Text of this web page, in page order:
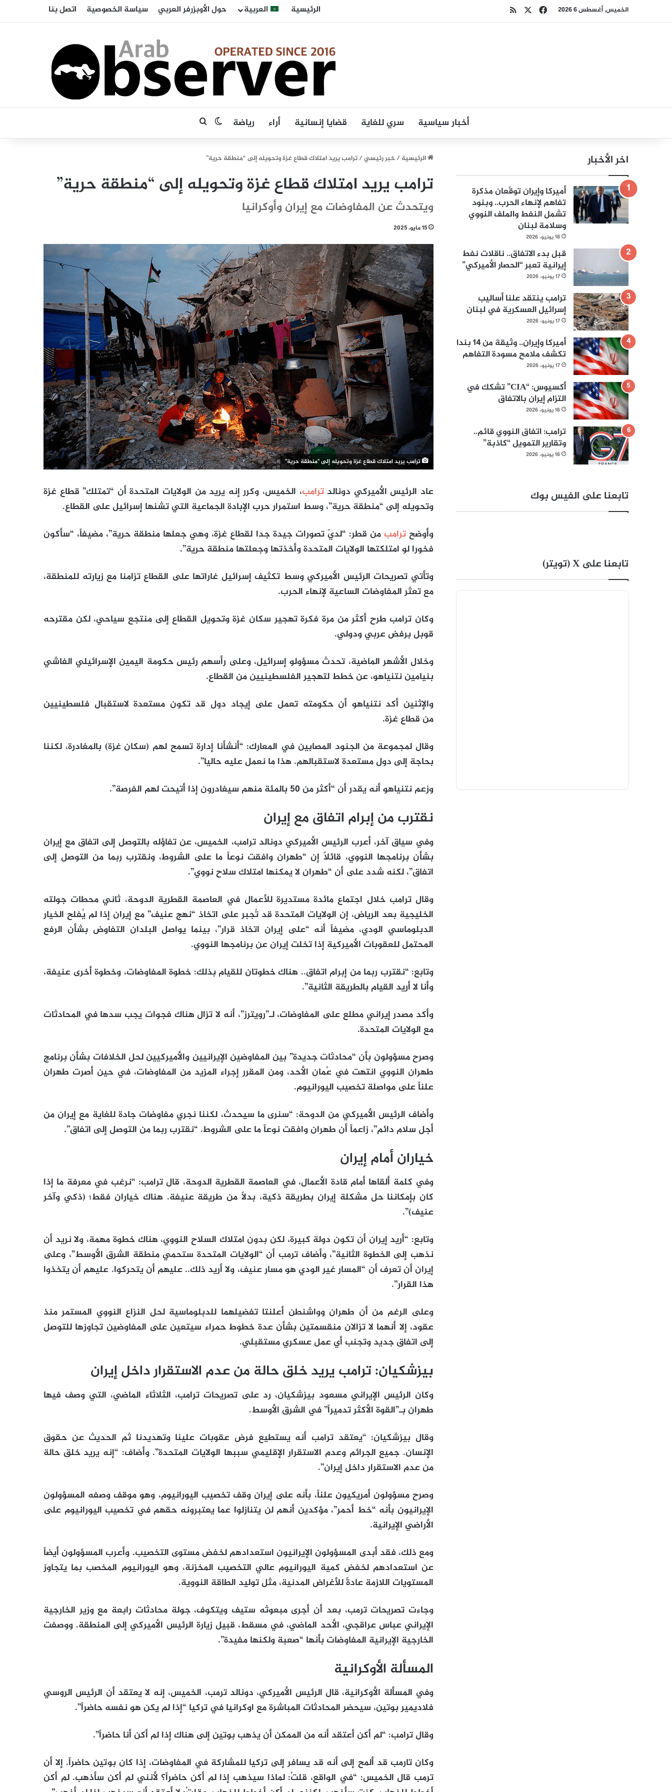
الخميس, أغسطس 6 2026 فيسبوك الرئيسية العربية حول الأوبزرفر العربي سياسة الخصوصية اتصل بنا
أخبار سياسية سري للغاية قضايا إنسانية أراء رياضة الوضع المظلم
الرئيسية/خبر رئيسي/ترامب يريد امتلاك قطاع غزة وتحويله إلى “منطقة حرية”
ترامب يريد امتلاك قطاع غزة وتحويله إلى “منطقة حرية”
ويتحدث عن المفاوضات مع إيران وأوكرانيا
15 مايو، 2025
ترامب يريد امتلاك قطاع غزة وتحويله إلى "منطقة حرية"
عاد الرئيس الأميركي دونالدترامب، الخميس، وكرر إنه يريد من الولايات المتحدة أن “تمتلك” قطاع غزة
وتحويله إلى “منطقة حرية”، وسط استمرار حرب الإبادة الجماعية التي تشنها إسرائيل على القطاع.
وأوضحترامب من قطر: “لديّ تصورات جيدة جدا لقطاع غزة، وهي جعلها منطقة حرية”، مضيفاً، “سأكون
فخورا لو امتلكتها الولايات المتحدة وأخذتها وجعلتها منطقة حرية”.
وتأتي تصريحات الرئيس الأميركي وسط تكثيف إسرائيل غاراتها على القطاع تزامنا مع زيارته للمنطقة،
مع تعثر المفاوضات الساعية لإنهاء الحرب.
وكان ترامب طرح أكثر من مرة فكرة تهجير سكان غزة وتحويل القطاع إلى منتجع سياحي، لكن مقترحه
قوبل برفض عربي ودولي.
وخلال الأشهر الماضية، تحدث مسؤولو إسرائيل، وعلى رأسهم رئيس حكومة اليمين الإسرائيلي الفاشي
بنيامين نتنياهو، عن خطط لتهجير الفلسطينيين من القطاع.
والإثنين أكد نتنياهو أن حكومته تعمل على إيجاد دول قد تكون مستعدة لاستقبال فلسطينيين
من قطاع غزة.
وقال لمجموعة من الجنود المصابين في المعارك: “أنشأنا إدارة تسمح لهم (سكان غزة) بالمغادرة، لكننا
بحاجة إلى دول مستعدة لاستقبالهم. هذا ما نعمل عليه حاليا”.
وزعم نتنياهو أنه يقدر أن “أكثر من 50 بالمئة منهم سيغادرون إذا أتيحت لهم الفرصة”.
نقترب من إبرام اتفاق مع إيران
وفي سياق آخر، أعرب الرئيس الأميركي دونالد ترامب، الخميس، عن تفاؤله بالتوصل إلى اتفاق مع إيران
بشأن برنامجها النووي، قائلاً إن “طهران وافقت نوعاً ما على الشروط، ونقترب ربما من التوصل إلى
اتفاق”، لكنه شدد على أن “طهران لا يمكنها امتلاك سلاح نووي”.
وقال ترامب خلال اجتماع مائدة مستديرة للأعمال في العاصمة القطرية الدوحة، ثاني محطات جولته
الخليجية بعد الرياض، إن الولايات المتحدة قد تُجبر على اتخاذ “نهج عنيف” مع إيران إذا لم يُفلح الخيار
الدبلوماسي الودي، مضيفاً أنه “على إيران اتخاذ قرار”، بينما يواصل البلدان التفاوض بشأن الرفع
المحتمل للعقوبات الأميركية إذا تخلت إيران عن برنامجها النووي.
وتابع: “نقترب ربما من إبرام اتفاق.. هناك خطوتان للقيام بذلك: خطوة المفاوضات، وخطوة أخرى عنيفة،
وأنا لا أريد القيام بالطريقة الثانية”.
وأكد مصدر إيراني مطلع على المفاوضات، لـ”رويترز”، أنه لا تزال هناك فجوات يجب سدها في المحادثات
مع الولايات المتحدة.
وصرح مسؤولون بأن “محادثات جديدة” بين المفاوضين الإيرانيين والأميركيين لحل الخلافات بشأن برنامج
طهران النووي انتهت في عُمان الأحد، ومن المقرر إجراء المزيد من المفاوضات، في حين أصرت طهران
علناً على مواصلة تخصيب اليورانيوم.
وأضاف الرئيس الأميركي من الدوحة: “سنرى ما سيحدث، لكننا نجري مفاوضات جادة للغاية مع إيران من
أجل سلام دائم”، زاعماً أن طهران وافقت نوعاً ما على الشروط. “نقترب ربما من التوصل إلى اتفاق”.
خياران أمام إيران
وفي كلمة ألقاها أمام قادة الأعمال، في العاصمة القطرية الدوحة، قال ترامب: “نرغب في معرفة ما إذا
كان بإمكاننا حل مشكلة إيران بطريقة ذكية، بدلاً من طريقة عنيفة. هناك خياران فقط؛ (ذكي وآخر
عنيف)”.
وتابع: “أريد إيران أن تكون دولة كبيرة، لكن بدون امتلاك السلاح النووي، هناك خطوة مهمة، ولا نريد أن
نذهب إلى الخطوة الثانية”، وأضاف ترمب أن “الولايات المتحدة ستحمي منطقة الشرق الأوسط”، وعلى
إيران أن تعرف أن “المسار غير الودي هو مسار عنيف، ولا أريد ذلك.. عليهم أن يتحركوا. عليهم أن يتخذوا
هذا القرار”.
وعلى الرغم من أن طهران وواشنطن أعلنتا تفضيلهما للدبلوماسية لحل النزاع النووي المستمر منذ
عقود، إلا أنهما لا تزالان منقسمتين بشأن عدة خطوط حمراء سيتعين على المفاوضين تجاوزها للتوصل
إلى اتفاق جديد وتجنب أي عمل عسكري مستقبلي.
بيزشكيان: ترامب يريد خلق حالة من عدم الاستقرار داخل إيران
وكان الرئيس الإيراني مسعود بيزشكيان، رد على تصريحات ترامب، الثلاثاء الماضي، التي وصف فيها
طهران بـ”القوة الأكثر تدميراً” في الشرق الأوسط.
وقال بيزشكيان: “يعتقد ترامب أنه يستطيع فرض عقوبات علينا وتهديدنا ثم الحديث عن حقوق
الإنسان. جميع الجرائم وعدم الاستقرار الإقليمي سببها الولايات المتحدة”. وأضاف: “إنه يريد خلق حالة
من عدم الاستقرار داخل إيران”.
وصرح مسؤولون أمريكيون علناً، بأنه على إيران وقف تخصيب اليورانيوم، وهو موقف وصفه المسؤولون
الإيرانيون بأنه “خط أحمر”، مؤكدين أنهم لن يتنازلوا عما يعتبرونه حقهم في تخصيب اليورانيوم على
الأراضي الإيرانية.
ومع ذلك، فقد أبدى المسؤولون الإيرانيون استعدادهم لخفض مستوى التخصيب. وأعرب المسؤولون أيضاً
عن استعدادهم لخفض كمية اليورانيوم عالي التخصيب المخزنة، وهو اليورانيوم المخصب بما يتجاوز
المستويات اللازمة عادةً للأغراض المدنية، مثل توليد الطاقة النووية.
وجاءت تصريحات ترمب، بعد أن أجرى مبعوثه ستيف ويتكوف، جولة محادثات رابعة مع وزير الخارجية
الإيراني عباس عراقجي، الأحد الماضي، في مسقط، قبيل زيارة الرئيس الأميركي إلى المنطقة. ووصفت
الخارجية الإيرانية المفاوضات بأنها “صعبة ولكنها مفيدة”.
المسألة الأوكرانية
وفي المسألة الأوكرانية، قال الرئيس الأميركي، دونالد ترمب، الخميس، إنه لا يعتقد أن الرئيس الروسي
فلاديمير بوتين، سيحضر المحادثات المباشرة مع اوكرانيا في تركيا “إذا لم يكن هو نفسه حاضراً”.
وقال ترامب: “لم أكن أعتقد أنه من الممكن أن يذهب بوتين إلى هناك إذا لم أكن أنا حاضراً”.
وكان تارمب قد ألمح إلى أنه قد يسافر إلى تركيا للمشاركة في المفاوضات، إذا كان بوتين حاضراً. إلا أن
ترمب قال الخميس: “في الواقع، قلتُ: لماذا سيذهب إذا لم أكن حاضراً؟ لأنني لم أكن سأذهب. لم أكن
اخر الأخبار
أميركا وإيران توقّعان مذكرة
تفاهم لإنهاء الحرب.. وبنود
تشمل النفط والملف النووي
وسلامة لبنان
18 يونيو، 2026
قبل بدء الاتفاق.. ناقلات نفط
إيرانية تعبر “الحصار الأميركي”
17 يونيو، 2026
ترامب ينتقد علنا أساليب
إسرائيل العسكرية في لبنان
17 يونيو، 2026
أميركا وإيران.. وثيقة من 14 بندا
تكشف ملامح مسودة التفاهم
17 يونيو، 2026
أكسيوس: “CIA” تشكك في
التزام إيران بالاتفاق
16 يونيو، 2026
ترامب: اتفاق النووي قائم..
وتقارير التمويل “كاذبة”
16 يونيو، 2026
تابعنا على الفيس بوك
تابعنا على X (تويتر)